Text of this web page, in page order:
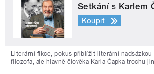
Setkání s Karlem
Koupit
Literární fikce, pokus přiblížit literární nadsázkou
filozofa, ale hlavně člověka Karla Čapka trochu